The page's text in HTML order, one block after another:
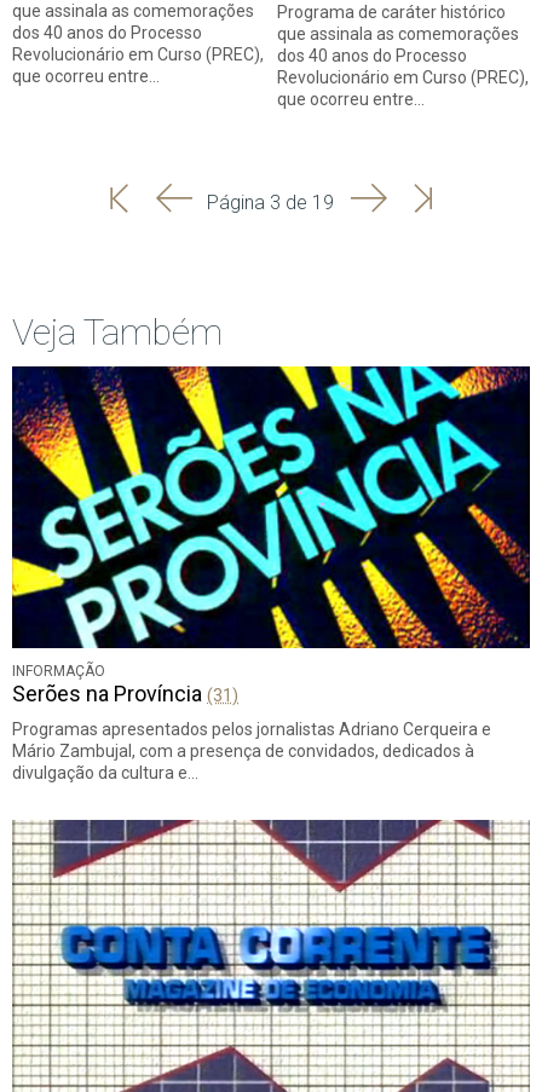
que assinala as comemorações
dos 40 anos do Processo
Revolucionário em Curso (PREC),
que ocorreu entre…
Programa de caráter histórico
que assinala as comemorações
dos 40 anos do Processo
Revolucionário em Curso (PREC),
que ocorreu entre…
'
'
Página 3 de 19 SeguinteÚltima
Veja Também
INFORMAÇÃO
Serões na Província (31)
Programas apresentados pelos jornalistas Adriano Cerqueira e
Mário Zambujal, com a presença de convidados, dedicados à
divulgação da cultura e…